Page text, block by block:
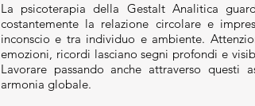
La psicoterapia della Gestalt Analitica
costantemente la relazione circolare e
inconscio e tra individuo e ambiente.
emozioni, ricordi lasciano segni profondi e
Lavorare passando anche attraverso
armonia globale.